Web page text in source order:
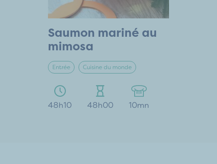
Saumon mariné au
mimosa
Entrée Cuisine du monde
48h10 48h00 10mn